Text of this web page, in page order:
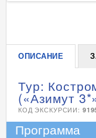
ОПИСАНИЕ
Тур:
(«Азимут
КОД ЭКСКУРСИИ:
Программа